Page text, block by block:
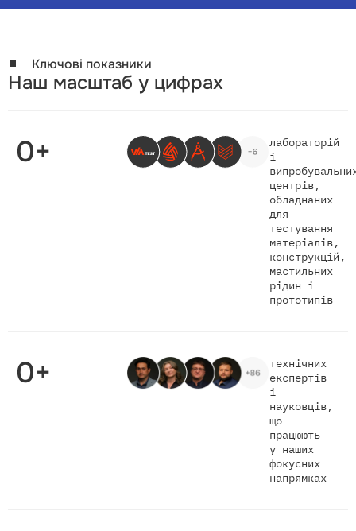
Наш масштаб у цифрах
Ключові показники
0+
лабораторій
і
центрів,
обладнаних
для
тестування
матеріалів,
конструкцій,
мастильних
рідин і
прототипів
0+
технічних
експертів
і
науковців,
що
працюють
у наших
фокусних
напрямках